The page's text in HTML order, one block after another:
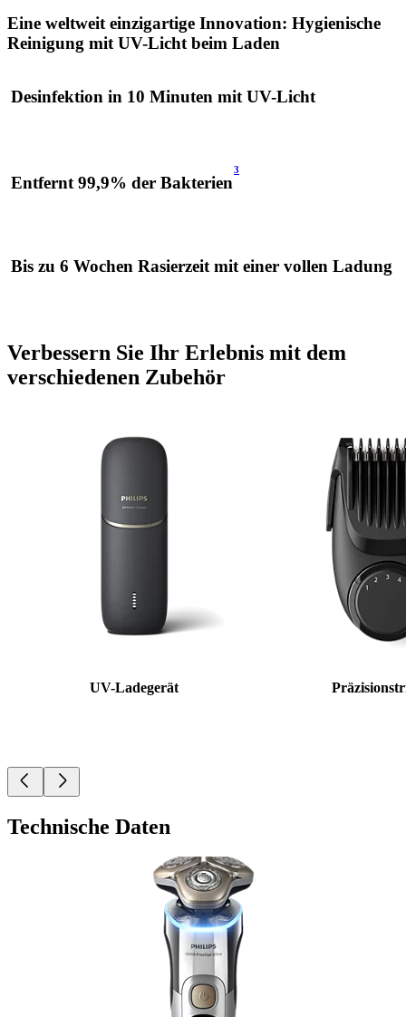
Eine weltweit einzigartige Innovation: Hygienische
Reinigung mit UV-Licht beim Laden
Desinfektion in 10 Minuten mit UV-Licht
Entfernt 99,9% der Bakterien
3
Bis zu 6 Wochen Rasierzeit mit einer vollen Ladung
Verbessern Sie Ihr Erlebnis mit dem
verschiedenen Zubehör
UV-Ladegerät
Technische Daten